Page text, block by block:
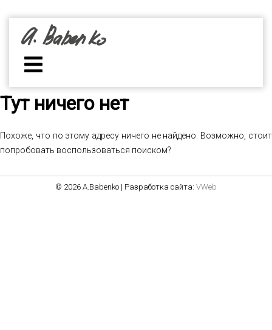
Тут ничего нет
Похоже, что по этому адресу ничего не найдено. Возможно, стоит
попробовать воспользоваться поиском?
© 2026 A.Babenko | Разработка сайта: VWeb